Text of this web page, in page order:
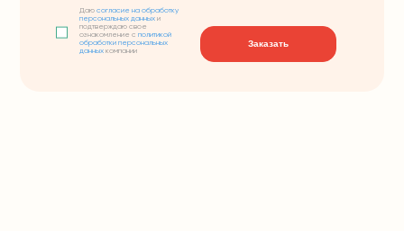
Даюсогласие на обработку
персональных данных и
подтверждаю свое
ознакомление сполитикой
обработки персональных
данных компании
Заказать